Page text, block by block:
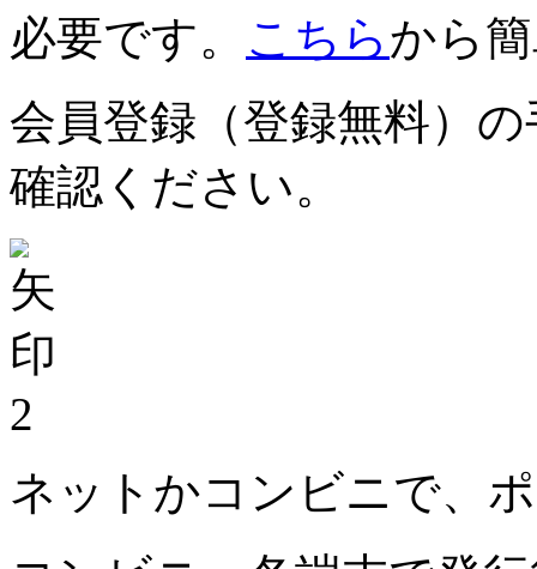
必要です。 こちらから
会員登録（登録無料）
確認ください。
2
ネットかコンビニで、